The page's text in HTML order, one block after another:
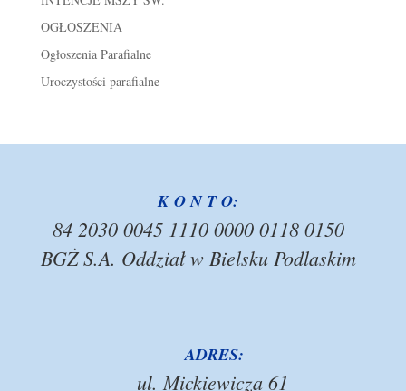
OGŁOSZENIA
Ogłoszenia Parafialne
Uroczystości parafialne
K O N T O:
84 2030 0045 1110 0000 0118 0150
BGŻ S.A. Oddział w Bielsku Podlaskim
ADRES:
ul. Mickiewicza 61